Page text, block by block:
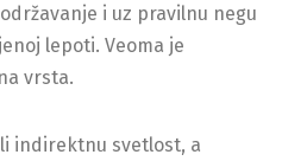
i uz pravilnu negu
lepoti. Veoma je
vrsta.
indirektnu svetlost, a